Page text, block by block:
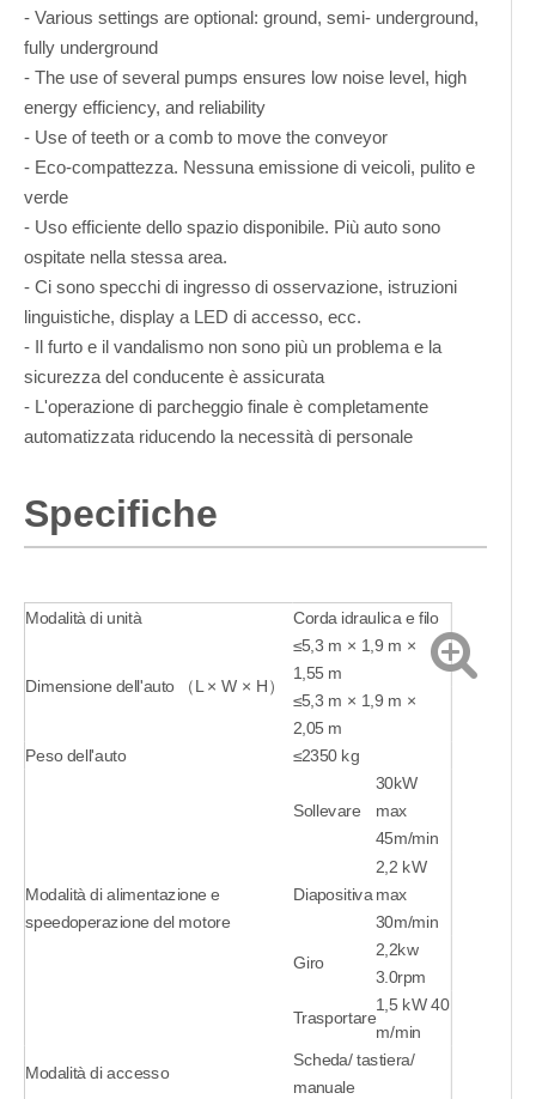
- Various settings are optional: ground, semi- underground,
fully underground
- The use of several pumps ensures low noise level, high
energy efficiency, and reliability
- Use of teeth or a comb to move the conveyor
- Eco-compattezza. Nessuna emissione di veicoli, pulito e
verde
- Uso efficiente dello spazio disponibile. Più auto sono
ospitate nella stessa area.
- Ci sono specchi di ingresso di osservazione, istruzioni
linguistiche, display a LED di accesso, ecc.
- Il furto e il vandalismo non sono più un problema e la
sicurezza del conducente è assicurata
- L'operazione di parcheggio finale è completamente
automatizzata riducendo la necessità di personale
Specifiche
Modalità di unità Corda idraulica e filo
Dimensione dell'auto （L × W × H）
≤5,3 m × 1,9 m ×
1,55 m
≤5,3 m × 1,9 m ×
2,05 m
Peso dell'auto
≤2350 kg
Modalità di alimentazione e
speedoperazione del motore
Sollevare
30kW
max
45m/min
Diapositiva
2,2 kW
max
30m/min
Giro
2,2kw
3.0rpm
Trasportare
1,5 kW 40
m/min
Modalità di accesso
Scheda/ tastiera/
manuale